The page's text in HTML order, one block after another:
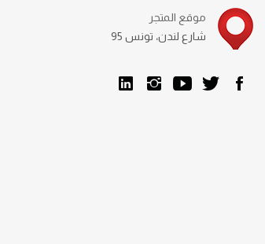
موقع المتجر
95 شارع لندن، تونس